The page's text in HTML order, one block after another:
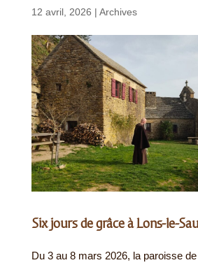
12 avril, 2026 | Archives
Six jours de grâce à Lons-le-
Du 3 au 8 mars 2026, la paroisse